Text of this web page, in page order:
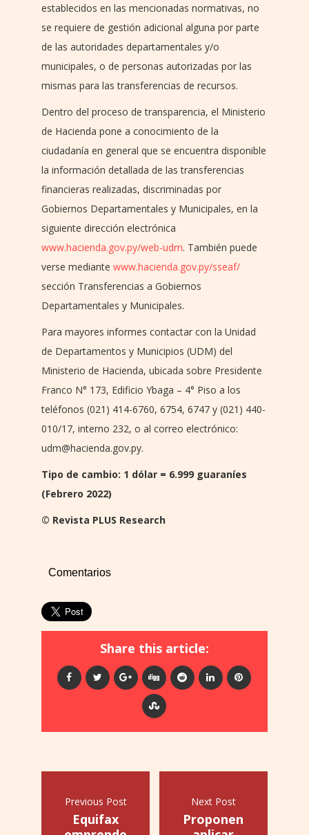
establecidos en las mencionadas normativas, no
se requiere de gestión adicional alguna por parte
de las autoridades departamentales y/o
municipales, o de personas autorizadas por las
mismas para las transferencias de recursos.
Dentro del proceso de transparencia, el Ministerio
de Hacienda pone a conocimiento de la
ciudadanía en general que se encuentra disponible
la información detallada de las transferencias
financieras realizadas, discriminadas por
Gobiernos Departamentales y Municipales, en la
siguiente dirección electrónica
www.hacienda.gov.py/web-udm. También puede
verse mediante www.hacienda.gov.py/sseaf/
sección Transferencias a Gobiernos
Departamentales y Municipales.
Para mayores informes contactar con la Unidad
de Departamentos y Municipios (UDM) del
Ministerio de Hacienda, ubicada sobre Presidente
Franco N° 173, Edificio Ybaga – 4° Piso a los
teléfonos (021) 414-6760, 6754, 6747 y (021) 440-
010/17, interno 232, o al correo electrónico:
udm@hacienda.gov.py.
Tipo de cambio: 1 dólar = 6.999 guaraníes
(Febrero 2022)
© Revista PLUS Research
Comentarios
Share this article:
Previous Post
Equifax
Next Post
Proponen